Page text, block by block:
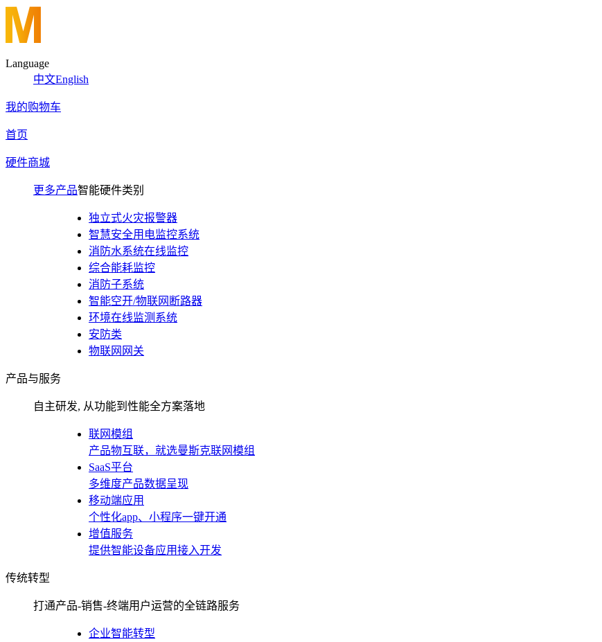
Language
中文English
我的购物车
首页
硬件商城
更多产品智能硬件类别
独立式火灾报警器
智慧安全用电监控系统
消防水系统在线监控
综合能耗监控
消防子系统
智能空开/物联网断路器
环境在线监测系统
安防类
物联网网关
产品与服务
自主研发, 从功能到性能全方案落地
联网模组
产品物互联，就选曼斯克联网模组
SaaS平台
多维度产品数据呈现
移动端应用
个性化app、小程序一键开通
增值服务
提供智能设备应用接入开发
传统转型
打通产品-销售-终端用户运营的全链路服务
企业智能转型